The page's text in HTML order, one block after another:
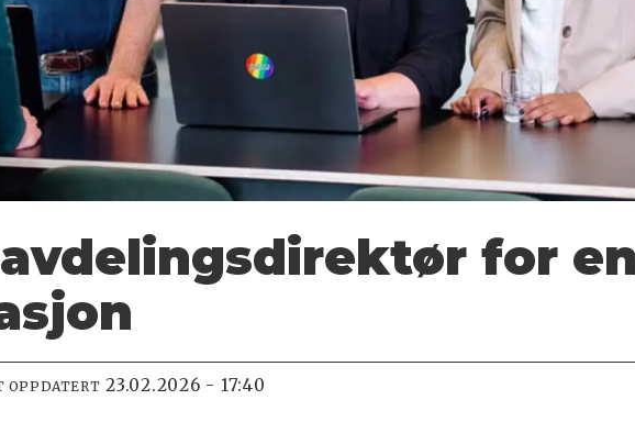
avdelings­direktør for
OPPDATERT 23.02.2026 - 17:40